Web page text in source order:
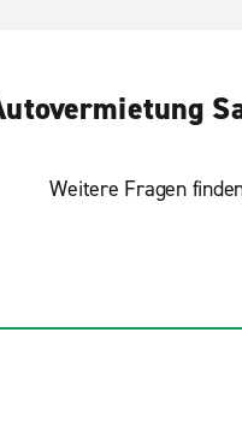
Weitere Fragen